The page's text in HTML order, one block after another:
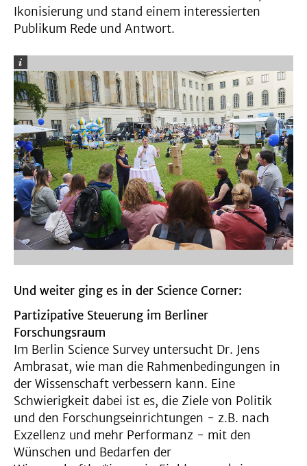
Ikonisierung und stand einem interessierten
Publikum Rede und Antwort.
Und weiter ging es in der Science Corner:
Partizipative Steuerung im Berliner
Forschungsraum
Im Berlin Science Survey untersucht Dr. Jens
Ambrasat, wie man die Rahmenbedingungen in
der Wissenschaft verbessern kann. Eine
Schwierigkeit dabei ist es, die Ziele von Politik
und den Forschungseinrichtungen - z.B. nach
Exzellenz und mehr Performanz - mit den
Wünschen und Bedarfen der